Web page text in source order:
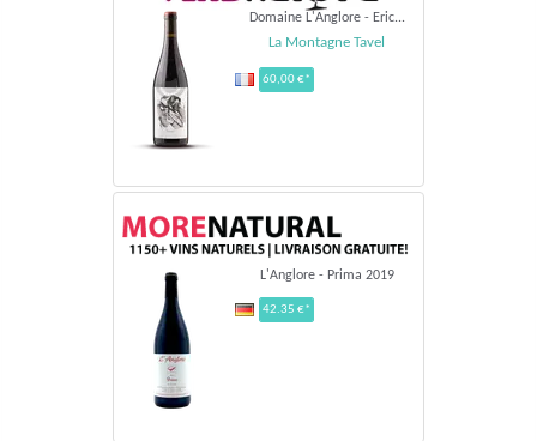
Domaine L'Anglore - Eric...
La Montagne Tavel
60,00 €*
L'Anglore - Prima 2019
42.35 €*